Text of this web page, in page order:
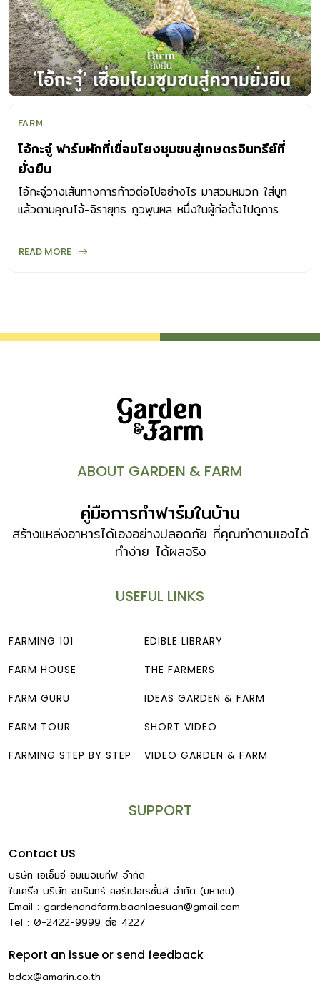
FARM
โอ้กะจู๋ ฟาร์มผักที่เชื่อมโยงชุมชนสู่เกษตรอินทรีย์ที่
ยั่งยืน
โอ้กะจู๋วางเส้นทางการก้าวต่อไปอย่างไร มาสวมหมวก ใส่บูท
แล้วตามคุณโจ้-จิรายุทธ ภูวพูนผล หนึ่งในผู้ก่อตั้งไปดูการ
READ MORE
ABOUT GARDEN & FARM
คู่มือการทำฟาร์มในบ้าน
สร้างแหล่งอาหารได้เองอย่างปลอดภัย ที่คุณทำตามเองได้
ทำง่าย ได้ผลจริง
USEFUL LINKS
FARMING 101
FARM HOUSE
FARM GURU
FARM TOUR
FARMING STEP BY STEP
EDIBLE LIBRARY
THE FARMERS
IDEAS GARDEN & FARM
SHORT VIDEO
VIDEO GARDEN & FARM
SUPPORT
Contact US
บริษัท เอเอ็มอี อิมเมจิเนทีฟ จำกัด
ในเครือ บริษัท อมรินทร์ คอร์เปอเรชั่นส์ จำกัด (มหาชน)
Email : gardenandfarm.baanlaesuan@gmail.com
Tel : 0-2422-9999 ต่อ 4227
Report an issue or send feedback
bdcx@amarin.co.th